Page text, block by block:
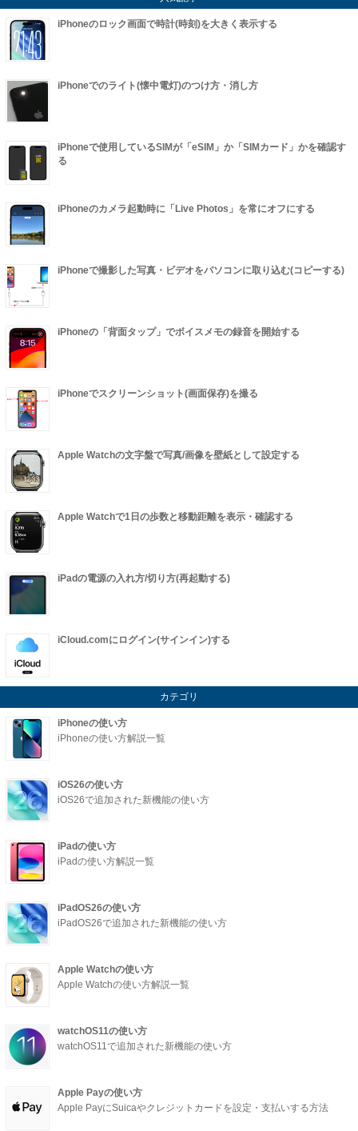
iPhoneのロック画面で時計(時刻)を大きく表示する
iPhoneでのライト(懐中電灯)のつけ方・消し方
iPhoneで使用しているSIMが「eSIM」か「SIMカード」かを確認す
る
iPhoneのカメラ起動時に「Live Photos」を常にオフにする
iPhoneで撮影した写真・ビデオをパソコンに取り込む(コピーする)
iPhoneの「背面タップ」でボイスメモの録音を開始する
iPhoneでスクリーンショット(画面保存)を撮る
Apple Watchの文字盤で写真/画像を壁紙として設定する
Apple Watchで1日の歩数と移動距離を表示・確認する
iPadの電源の入れ方/切り方(再起動する)
iCloud.comにログイン(サインイン)する
カテゴリ
iPhoneの使い方
iPhoneの使い方解説一覧
iOS26の使い方
iOS26で追加された新機能の使い方
iPadの使い方
iPadの使い方解説一覧
iPadOS26の使い方
iPadOS26で追加された新機能の使い方
Apple Watchの使い方
Apple Watchの使い方解説一覧
watchOS11の使い方
watchOS11で追加された新機能の使い方
Apple Payの使い方
Apple PayにSuicaやクレジットカードを設定・支払いする方法